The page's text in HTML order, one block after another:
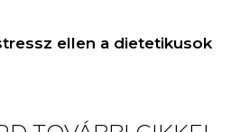
ellen a dietetikusok